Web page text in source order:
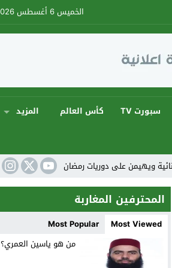
الخميس 6 أغسطس 2026 - 18:23 مساءً
سبورت TV كأس العالم المزيد
في أجواء كروية استثنائية
المحترفين المغاربة
Most Viewed
Most Popular
من هو ياسين العمري؟